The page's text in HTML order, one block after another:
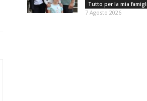
Tutto per la mia
7 Agosto 2026